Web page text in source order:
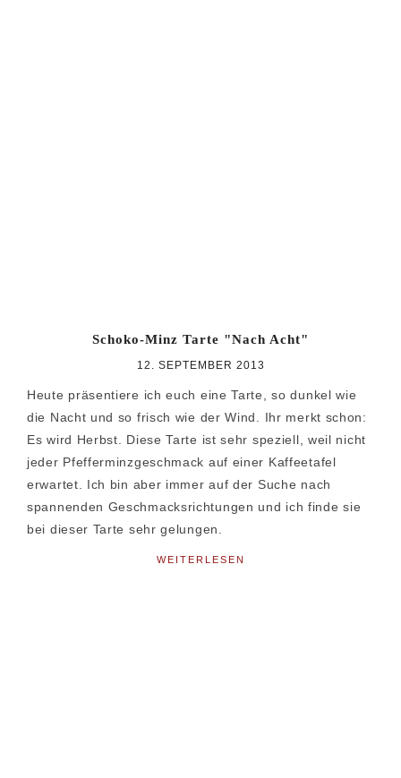
Schoko-Minz Tarte "Nach Acht"
12. SEPTEMBER 2013
Heute präsentiere ich euch eine Tarte, so dunkel wie
die Nacht und so frisch wie der Wind. Ihr merkt schon:
Es wird Herbst. Diese Tarte ist sehr speziell, weil nicht
jeder Pfefferminzgeschmack auf einer Kaffeetafel
erwartet. Ich bin aber immer auf der Suche nach
spannenden Geschmacksrichtungen und ich finde sie
bei dieser Tarte sehr gelungen.
WEITERLESEN